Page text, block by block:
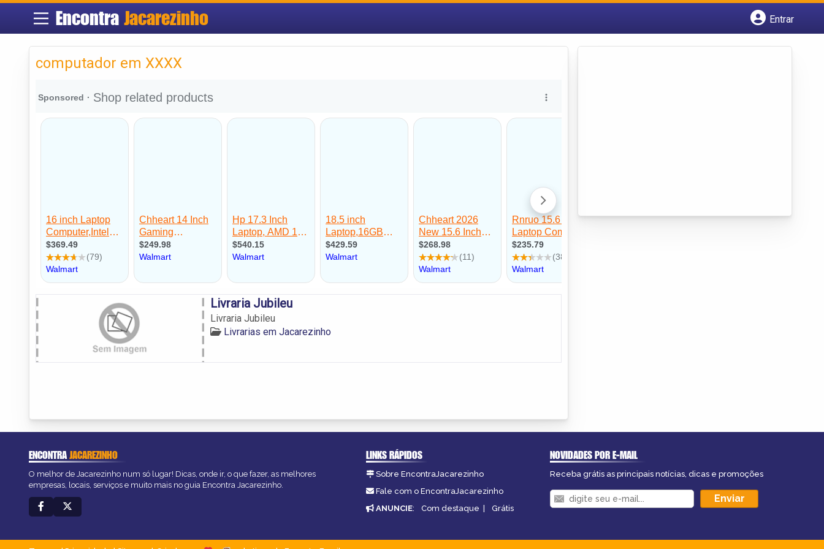
Encontra Jacarezinho
Entrar
computador em XXXX
Livraria Jubileu
Livraria Jubileu
Livrarias em Jacarezinho
ENCONTRAJACAREZINHO
O melhor de Jacarezinho num só lugar! Dicas, onde ir, o que fazer, as melhores
empresas, locais, serviços e muito mais no guia Encontra Jacarezinho.
LINKS RÁPIDOS
Sobre EncontraJacarezinho
Fale com o EncontraJacarezinho
ANUNCIE: Com destaque | Grátis
NOVIDADES POR E-MAIL
Receba grátis as principais notícias, dicas e promoções